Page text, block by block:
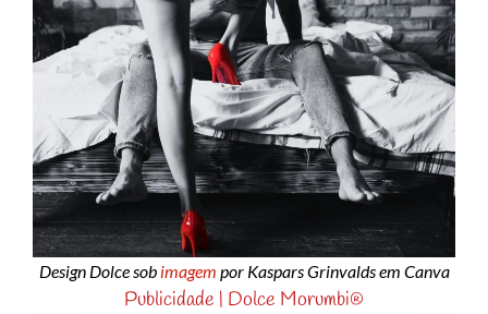
Design Dolce sob imagem por Kaspars Grinvalds em Canva
Publicidade | Dolce Morumbi®